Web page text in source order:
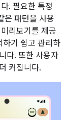
. 필요한 특정
은 패턴을 사용
리보기를 제공
하기 쉽고 관리하
다. 또한 사용자
커집니다.